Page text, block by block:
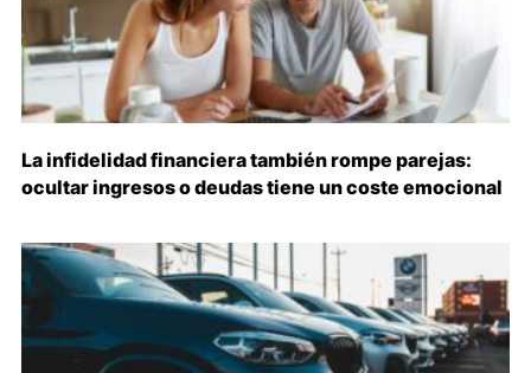
La infidelidad financiera también rompe parejas:
ocultar ingresos o deudas tiene un coste emocional